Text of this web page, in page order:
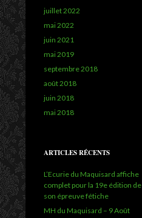
juillet 2022
mai 2022
juin 2021
mai 2019
septembre 2018
août 2018
juin 2018
mai 2018
ARTICLES RÉCENTS
L’Ecurie du Maquisard affiche
complet pour la 19e édition de
son épreuve fétiche
MH du Maquisard – 9 Août